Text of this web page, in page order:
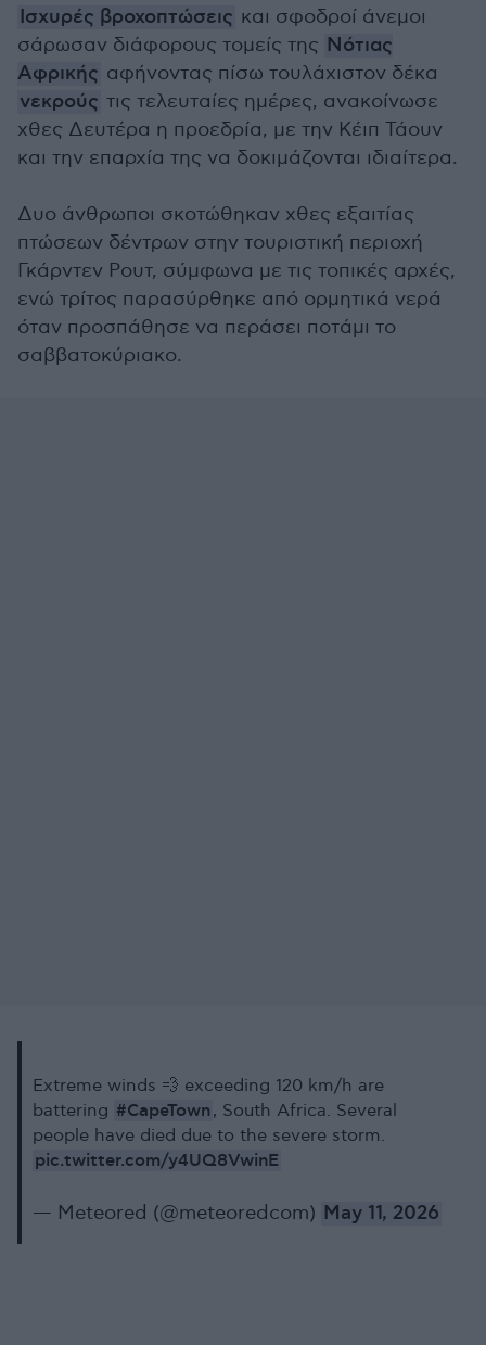
Ισχυρές βροχοπτώσεις και σφοδροί άνεμοι
σάρωσαν διάφορους τομείς της Νότιας
Αφρικής αφήνοντας πίσω τουλάχιστον δέκα
νεκρούς τις τελευταίες ημέρες, ανακοίνωσε
χθες Δευτέρα η προεδρία, με την Κέιπ Τάουν
και την επαρχία της να δοκιμάζονται ιδιαίτερα.
Δυο άνθρωποι σκοτώθηκαν χθες εξαιτίας
πτώσεων δέντρων στην τουριστική περιοχή
Γκάρντεν Ρουτ, σύμφωνα με τις τοπικές αρχές,
ενώ τρίτος παρασύρθηκε από ορμητικά νερά
όταν προσπάθησε να περάσει ποτάμι το
σαββατοκύριακο.
Extreme winds 💨 exceeding 120 km/h are
battering #CapeTown, South Africa. Several
people have died due to the severe storm.
pic.twitter.com/y4UQ8VwinE
— Meteored (@meteoredcom) May 11, 2026